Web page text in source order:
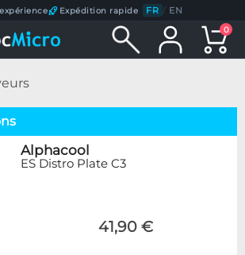
Expédition rapide FR / EN
0
Alphacool
ES Distro Plate C3
41,90 €